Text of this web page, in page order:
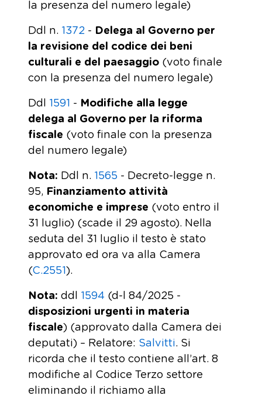
la presenza del numero legale)
Ddl n. 1372 - Delega al Governo per
la revisione del codice dei beni
culturali e del paesaggio (voto finale
con la presenza del numero legale)
Ddl 1591 - Modifiche alla legge
delega al Governo per la riforma
fiscale (voto finale con la presenza
del numero legale)
Nota: Ddl n. 1565 - Decreto-legge n.
95, Finanziamento attività
economiche e imprese (voto entro il
31 luglio) (scade il 29 agosto). Nella
seduta del 31 luglio il testo è stato
approvato ed ora va alla Camera
(C.2551 ).
Nota: ddl 1594 (d-l 84/2025 -
disposizioni urgenti in materia
fiscale) (approvato dalla Camera dei
deputati) – Relatore: Salvitti. Si
ricorda che il testo contiene all’art. 8
modifiche al Codice Terzo settore
eliminando il richiamo alla